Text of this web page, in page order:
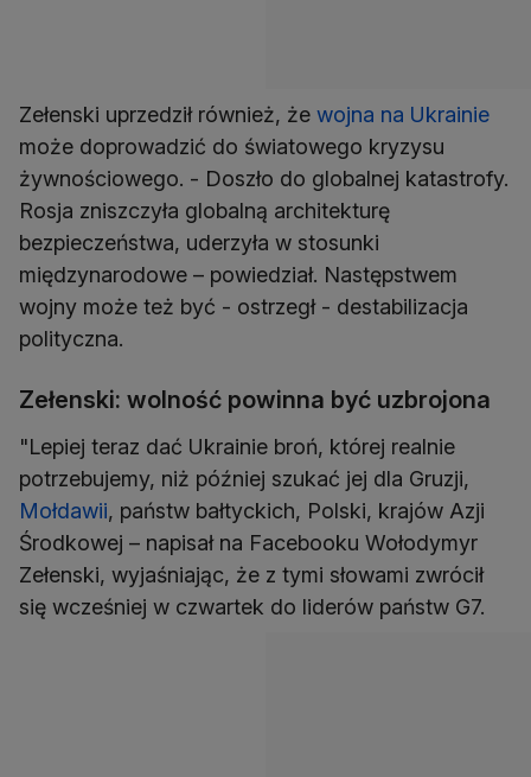
Zełenski uprzedził również, że wojna na Ukrainie
może doprowadzić do światowego kryzysu
żywnościowego. - Doszło do globalnej katastrofy.
Rosja zniszczyła globalną architekturę
bezpieczeństwa, uderzyła w stosunki
międzynarodowe – powiedział. Następstwem
wojny może też być - ostrzegł - destabilizacja
polityczna.
Zełenski: wolność powinna być uzbrojona
"Lepiej teraz dać Ukrainie broń, której realnie
potrzebujemy, niż później szukać jej dla Gruzji,
Mołdawii, państw bałtyckich, Polski, krajów Azji
Środkowej – napisał na Facebooku Wołodymyr
Zełenski, wyjaśniając, że z tymi słowami zwrócił
się wcześniej w czwartek do liderów państw G7.